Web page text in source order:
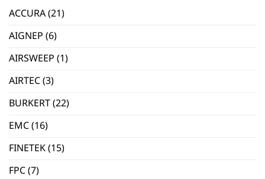
ACCURA(21)
AIGNEP (6)
AIRSWEEP (1)
AIRTEC(3)
BURKERT(22)
EMC(16)
FINETEK(15)
FPC(7)